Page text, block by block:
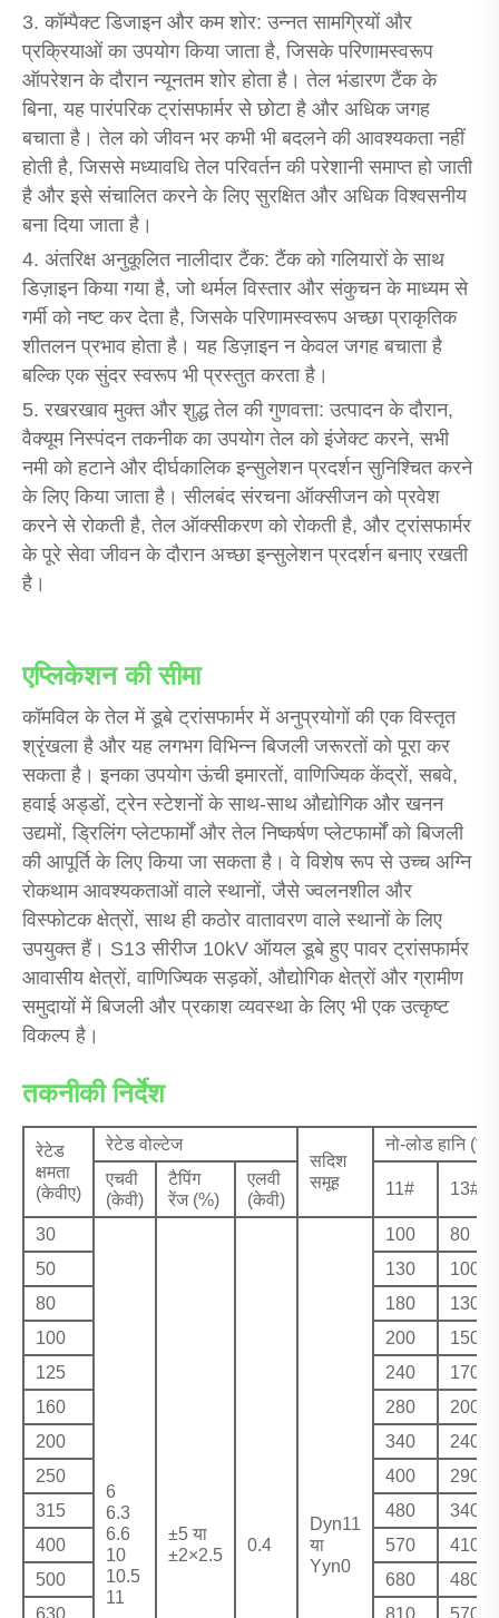
3. कॉम्पैक्ट डिजाइन और कम शोर: उन्नत सामग्रियों और
प्रक्रियाओं का उपयोग किया जाता है, जिसके परिणामस्वरूप
ऑपरेशन के दौरान न्यूनतम शोर होता है। तेल भंडारण टैंक के
बिना, यह पारंपरिक ट्रांसफार्मर से छोटा है और अधिक जगह
बचाता है। तेल को जीवन भर कभी भी बदलने की आवश्यकता नहीं
होती है, जिससे मध्यावधि तेल परिवर्तन की परेशानी समाप्त हो जाती
है और इसे संचालित करने के लिए सुरक्षित और अधिक विश्वसनीय
बना दिया जाता है।
4. अंतरिक्ष अनुकूलित नालीदार टैंक: टैंक को गलियारों के साथ
डिज़ाइन किया गया है, जो थर्मल विस्तार और संकुचन के माध्यम से
गर्मी को नष्ट कर देता है, जिसके परिणामस्वरूप अच्छा प्राकृतिक
शीतलन प्रभाव होता है। यह डिज़ाइन न केवल जगह बचाता है
बल्कि एक सुंदर स्वरूप भी प्रस्तुत करता है।
5. रखरखाव मुक्त और शुद्ध तेल की गुणवत्ता: उत्पादन के दौरान,
वैक्यूम निस्पंदन तकनीक का उपयोग तेल को इंजेक्ट करने, सभी
नमी को हटाने और दीर्घकालिक इन्सुलेशन प्रदर्शन सुनिश्चित करने
के लिए किया जाता है। सीलबंद संरचना ऑक्सीजन को प्रवेश
करने से रोकती है, तेल ऑक्सीकरण को रोकती है, और ट्रांसफार्मर
के पूरे सेवा जीवन के दौरान अच्छा इन्सुलेशन प्रदर्शन बनाए रखती
है।
एप्लिकेशन की सीमा
कॉमविल के तेल में डूबे ट्रांसफार्मर में अनुप्रयोगों की एक विस्तृत
श्रृंखला है और यह लगभग विभिन्न बिजली जरूरतों को पूरा कर
सकता है। इनका उपयोग ऊंची इमारतों, वाणिज्यिक केंद्रों, सबवे,
हवाई अड्डों, ट्रेन स्टेशनों के साथ-साथ औद्योगिक और खनन
उद्यमों, ड्रिलिंग प्लेटफार्मों और तेल निष्कर्षण प्लेटफार्मों को बिजली
की आपूर्ति के लिए किया जा सकता है। वे विशेष रूप से उच्च अग्नि
रोकथाम आवश्यकताओं वाले स्थानों, जैसे ज्वलनशील और
विस्फोटक क्षेत्रों, साथ ही कठोर वातावरण वाले स्थानों के लिए
उपयुक्त हैं। S13 सीरीज 10kV ऑयल डूबे हुए पावर ट्रांसफार्मर
आवासीय क्षेत्रों, वाणिज्यिक सड़कों, औद्योगिक क्षेत्रों और ग्रामीण
समुदायों में बिजली और प्रकाश व्यवस्था के लिए भी एक उत्कृष्ट
विकल्प है।
तकनीकी निर्देश
रेटेड
क्षमता
(केवीए)
रेटेड वोल्टेज
सदिश
समूह
नो-लोड हानि
एचवी
(केवी)
टैपिंग
रेंज (%)
एलवी
(केवी)
11# 13#
30
6
6.3
6.6
10
10.5
11
±5 या
±2×2.5
0.4
Dyn11
या
Yyn0
100
80
50
130
100
80
180
130
100
200
150
125
240
170
160
280
200
200
340
240
250
400
290
315
480
340
400
570
410
500
680
480
630
810
570